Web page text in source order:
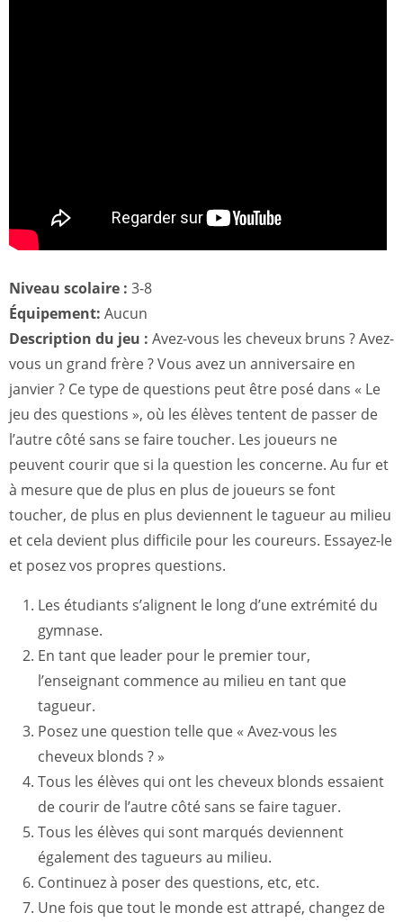
Niveau scolaire : 3-8
Équipement: Aucun
Description du jeu : Avez-vous les cheveux bruns ? Avez-
vous un grand frère ? Vous avez un anniversaire en
janvier ? Ce type de questions peut être posé dans « Le
jeu des questions », où les élèves tentent de passer de
l’autre côté sans se faire toucher. Les joueurs ne
peuvent courir que si la question les concerne. Au fur et
à mesure que de plus en plus de joueurs se font
toucher, de plus en plus deviennent le tagueur au milieu
et cela devient plus difficile pour les coureurs. Essayez-le
et posez vos propres questions.
Les étudiants s’alignent le long d’une extrémité du
gymnase.
En tant que leader pour le premier tour,
l’enseignant commence au milieu en tant que
tagueur.
Posez une question telle que « Avez-vous les
cheveux blonds ? »
Tous les élèves qui ont les cheveux blonds essaient
de courir de l’autre côté sans se faire taguer.
Tous les élèves qui sont marqués deviennent
également des tagueurs au milieu.
Continuez à poser des questions, etc, etc.
Une fois que tout le monde est attrapé, changez de